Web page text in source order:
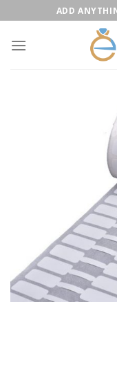
to
content
ADD